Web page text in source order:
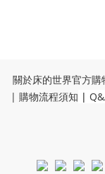
關於床的世界官方購
| 購物流程須知 |